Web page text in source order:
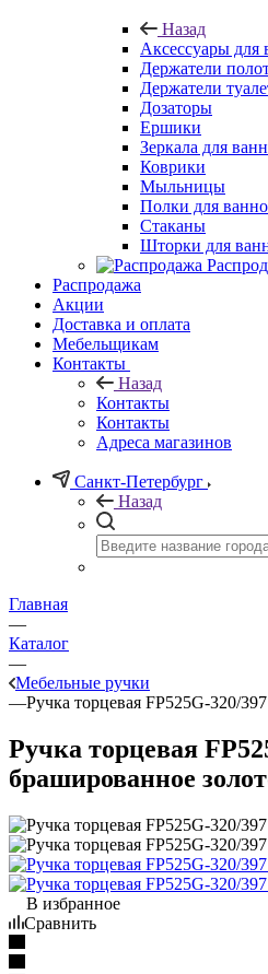
Назад
Аксессуары для
Держатели
Держатели
Дозаторы
Ершики
Зеркала для
Коврики
Мыльницы
Полки для
Стаканы
Шторки для
Распродажа
Акции
Доставка и оплата
Мебельщикам
Контакты
Назад
Контакты
Контакты
Адреса магазинов
Санкт-Петербург
Назад
Главная
—
Каталог
—
Мебельные ручки
—Ручка торцевая FP525G-320/
Ручка торцевая
брашированное
В избранное
Сравнить